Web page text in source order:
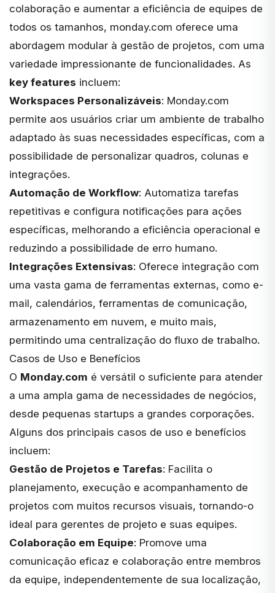
colaboração e aumentar a eficiência de equipes de
todos os tamanhos, monday.com oferece uma
abordagem modular à gestão de projetos, com uma
variedade impressionante de funcionalidades. As
key features incluem:
Workspaces Personalizáveis: Monday.com
permite aos usuários criar um ambiente de trabalho
adaptado às suas necessidades específicas, com a
possibilidade de personalizar quadros, colunas e
integrações.
Automação de Workflow: Automatiza tarefas
repetitivas e configura notificações para ações
específicas, melhorando a eficiência operacional e
reduzindo a possibilidade de erro humano.
Integrações Extensivas: Oferece integração com
uma vasta gama de ferramentas externas, como e-
mail, calendários, ferramentas de comunicação,
armazenamento em nuvem, e muito mais,
permitindo uma centralização do fluxo de trabalho.
Casos de Uso e Benefícios
O Monday.com é versátil o suficiente para atender
a uma ampla gama de necessidades de negócios,
desde pequenas startups a grandes corporações.
Alguns dos principais casos de uso e benefícios
incluem:
Gestão de Projetos e Tarefas: Facilita o
planejamento, execução e acompanhamento de
projetos com muitos recursos visuais, tornando-o
ideal para gerentes de projeto e suas equipes.
Colaboração em Equipe: Promove uma
comunicação eficaz e colaboração entre membros
da equipe, independentemente de sua localização,